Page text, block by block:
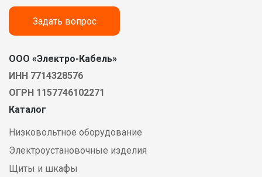
Задать вопрос
ООО «Электро-Кабель»
ИНН 7714328576
ОГРН 1157746102271
Каталог
Низковольтное оборудование
Электроустановочные изделия
Щиты и шкафы